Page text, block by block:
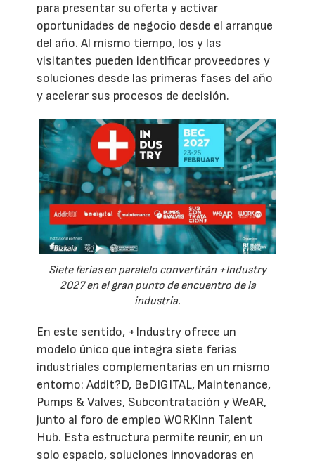
para presentar su oferta y activar
oportunidades de negocio desde el arranque
del año. Al mismo tiempo, los y las
visitantes pueden identificar proveedores y
soluciones desde las primeras fases del año
y acelerar sus procesos de decisión.
Siete ferias en paralelo convertirán +Industry
2027 en el gran punto de encuentro de la
industria.
En este sentido, +Industry ofrece un
modelo único que integra siete ferias
industriales complementarias en un mismo
entorno: Addit?D, BeDIGITAL, Maintenance,
Pumps & Valves, Subcontratación y WeAR,
junto al foro de empleo WORKinn Talent
Hub. Esta estructura permite reunir, en un
solo espacio, soluciones innovadoras en